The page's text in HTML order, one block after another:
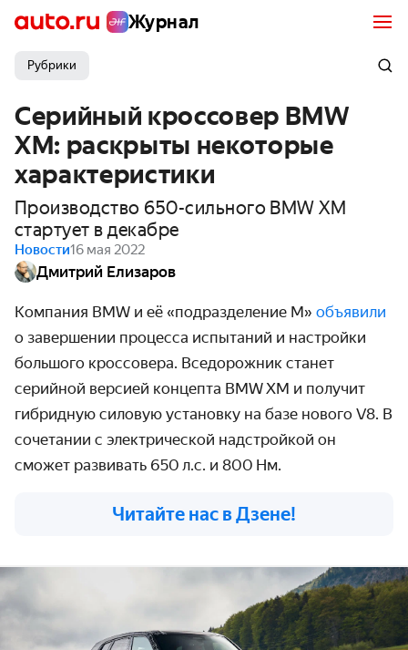
Журнал
Рубрики
Серийный кроссовер BMW
XM: раскрыты некоторые
характеристики
Производство 650-сильного BMW XM
стартует в декабре
Новости16 мая 2022
Дмитрий Елизаров
Компания BMW и её «подразделение М» объявили
о завершении процесса испытаний и настройки
большого кроссовера. Вседорожник станет
серийной версией концепта BMW XM и получит
гибридную силовую установку на базе нового V8. В
сочетании с электрической надстройкой он
сможет развивать 650 л.с. и 800 Нм.
Читайте нас в Дзене!